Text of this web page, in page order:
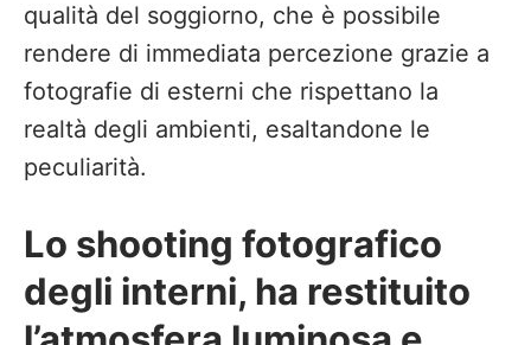
qualità del soggiorno, che è possibile
rendere di immediata percezione grazie a
fotografie di esterni che rispettano la
realtà degli ambienti, esaltandone le
peculiarità.
Lo shooting fotografico
degli interni, ha restituito